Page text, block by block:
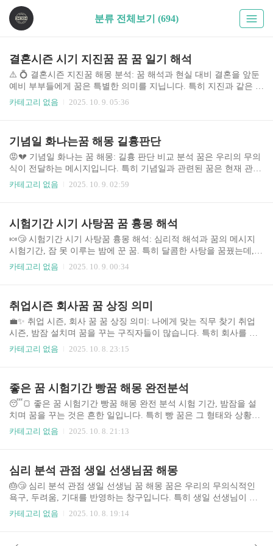
분류 전체보기 (694)
결혼시즌 시기 지진꿈 꿈 꿈 일기 해석
⚠️ 💍 결혼시즌 지진꿈 해몽 분석: 꿈 해석과 현실 대비 결혼을 앞둔
예비 부부들에게 꿈은 특별한 의미를 지닙니다. 특히 지진과 같은 강
렬한 이미지의 꿈은 불안감과 걱정을 증폭시키기 쉽습니다. 결혼 준
적인 대비 방안을 제시하여 예비 부부들의 불안감을 해소하고 긍정
적인 결혼 준비를 돕고자 합니다. 결혼 준비 과정의 스트레스, 예상
치 못한 변수들, 그리고 미래에 대한 불확실성 등이 지진꿈으로 투영
될 수 있습니다. 따라서 꿈의 내용을 자세히 분석하고 현실적인 문제
점을 점검하는 것이 중요합..
카테고리 없음 2025. 10. 9. 05:36
기념일 화나는꿈 해몽 길흉판단
😡💔 기념일 화나는 꿈 해몽: 길흉 판단 비교 분석 꿈은 우리의 무의
식이 전달하는 메시지입니다. 특히 기념일과 관련된 꿈은 현재 관계
의 상태나 미래를 예측하는 단서가 될 수 있습니다. 기념일에 화가
꿈의 의미를 명확히 이해하고, 현실 생활에 적용하는 방법을 제시합
니다. 꿈 해몽은 과학적 근거보다는 심리학적, 문화적 해석에 기반하
며, 개인의 상황과 경험에 따라 해석이 달라질 수 있다는 점을 유의
해야 합니다. 🤔 꿈 해몽의 중요성 및 시의성 꿈 해몽은 오래전부터..
카테고리 없음 2025. 10. 9. 02:59
시험기간 시기 사탕꿈 꿈 흉몽 해석
🍬😴 시험기간 시기 사탕꿈 흉몽 해석: 심리적 해석과 꿈의 메시지
시험기간, 잠 못 이루는 밤에 꾼 꿈. 특히 달콤한 사탕을 꿈꿨는데,
왠지 불안한 예감이 드는 흉몽이었다면? 이 글에서는 시험기간 중
감정과 욕구를 반영합니다. 시험 스트레스와 불안감이 꿈에 어떻게
투영되는지, 그리고 그 꿈이 시험 결과에 어떤 영향을 미칠 수 있는
지에 대한 깊이 있는 분석을 제공합니다. 본 분석은 다양한 꿈의 상
황과 심리적 상태를 고려하여, 객관적인 정보와 함께 실제 사례를 바
탕으로 진행됩니다. 이는 ..
카테고리 없음 2025. 10. 9. 00:34
취업시즌 회사꿈 꿈 상징 의미
💼✨ 취업 시즌, 회사 꿈 꿈 상징 의미: 나에게 맞는 직무 찾기 취업
시즌, 밤잠 설치며 꿈을 꾸는 구직자들이 많습니다. 특히 회사를 배
경으로 한 꿈은 불안과 기대를 동시에 불러일으키죠. 이러한 꿈은 단
다. 본 글에서는 취업 준비생들이 흔히 꾸는 회사 관련 꿈의 유형과
그 상징적 의미를 분석하고, 자신에게 맞는 직무를 찾는 데 도움이
되는 통찰을 제공합니다. 취업 준비 과정에서 느끼는 압박감과 불확
실성을 이해하고, 긍정적인 마음가짐을 유지하며 목표를 향해 나아
갈 수 있도록 지원하고자..
카테고리 없음 2025. 10. 8. 23:15
좋은 꿈 시험기간 빵꿈 해몽 완전분석
😴🍞 좋은 꿈 시험기간 빵꿈 해몽 완전 분석 시험 기간, 밤잠을 설
치며 꿈을 꾸는 것은 흔한 일입니다. 특히 빵 꿈은 그 형태와 상황에
따라 다양한 해석이 가능하며, 시험 결과와 밀접한 연관성을 가지고
심리학적 분석을 바탕으로, 긍정적 꿈과 부정적 꿈을 구분하고, 각
꿈이 시험 결과에 미치는 영향을 심층적으로 파헤쳐 보겠습니다. 또
한 꿈을 통해 시험 준비 전략을 개선하고, 시험에 대한 불안감을 해
소하는 방법도 함께 제시합니다. 이 분석은 단순한 꿈 해몽을 넘어,
시험에 대한 심리적 접근과 ..
카테고리 없음 2025. 10. 8. 21:13
심리 분석 관점 생일 선생님꿈 해몽
🎂😴 심리 분석 관점 생일 선생님 꿈 해몽 꿈은 우리의 무의식적인
욕구, 두려움, 기대를 반영하는 창구입니다. 특히 생일 선생님이 등
장하는 꿈은 그 의미가 다층적이고, 심리 분석적 접근을 통해 좀 더
상태, 그리고 꿈 속 상황 등을 고려하여 개인적인 의미를 찾는 방법
카테고리 없음 2025. 10. 8. 19:14